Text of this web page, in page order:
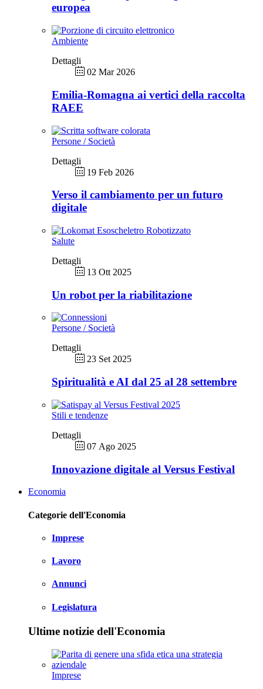
europea
Ambiente
Dettagli
02 Mar 2026
Emilia-Romagna ai vertici della raccolta
RAEE
Persone / Società
Dettagli
19 Feb 2026
Verso il cambiamento per un futuro
digitale
Salute
Dettagli
13 Ott 2025
Un robot per la riabilitazione
Persone / Società
Dettagli
23 Set 2025
Spiritualità e AI dal 25 al 28 settembre
Stili e tendenze
Dettagli
07 Ago 2025
Innovazione digitale al Versus Festival
Economia
Categorie dell'Economia
Imprese
Lavoro
Annunci
Legislatura
Ultime notizie dell'Economia
Imprese